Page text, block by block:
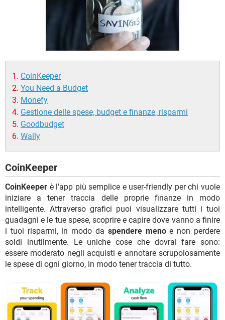
CoinKeeper
You Need a Budget
Monefy
Gestione delle spese, budget e finanze, risparmi
Goodbudget
Wally
CoinKeeper
CoinKeeper è l'app più semplice e user-friendly per chi vuole
iniziare a tener traccia delle proprie finanze in modo
intelligente. Attraverso grafici puoi visualizzare tutti i tuoi
guadagni e le tue spese, scoprire e capire dove vanno a finire
i tuoi risparmi, in modo da spendere menoe non perdere
soldi inutilmente. Le uniche cose che dovrai fare sono:
essere moderato negli acquisti e annotare scrupolosamente
le spese di ogni giorno, in modo tener traccia di tutto.